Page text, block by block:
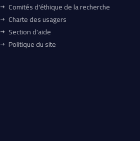
Comités d'éthique de la recherche
Charte des usagers
Section d'aide
Politique du site